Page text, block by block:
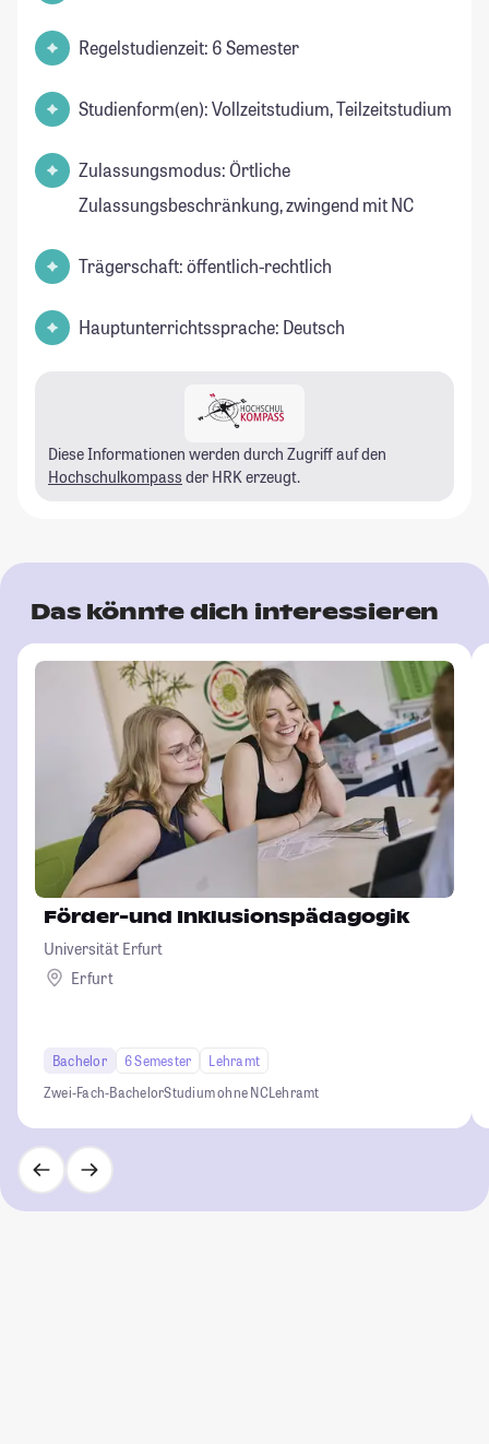
Regelstudienzeit: 6 Semester
Studienform(en): Vollzeitstudium, Teilzeitstudium
Zulassungsmodus: Örtliche
Zulassungsbeschränkung, zwingend mit NC
Trägerschaft: öffentlich-rechtlich
Hauptunterrichtssprache: Deutsch
Diese Informationen werden durch Zugriff auf den
Hochschulkompass der HRK erzeugt.
Das könnte dich interessieren
Förder-und Inklusionspädagogik
Universität Erfurt
Erfurt
Bachelor 6 Semester
Lehramt
Zwei-Fach-BachelorStudium ohne NCLehramt